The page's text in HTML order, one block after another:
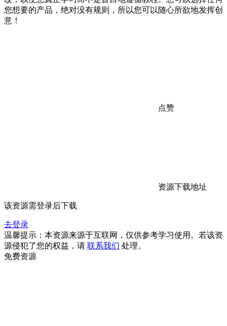
您想要的产品，绝对没有规则，所以您可以随心所欲地发挥创
意！
点赞
资源下载地址
该资源需登录后下载
去登录
温馨提示：本资源来源于互联网，仅供参考学习使用。若该资
源侵犯了您的权益，请 联系我们 处理。
免费资源